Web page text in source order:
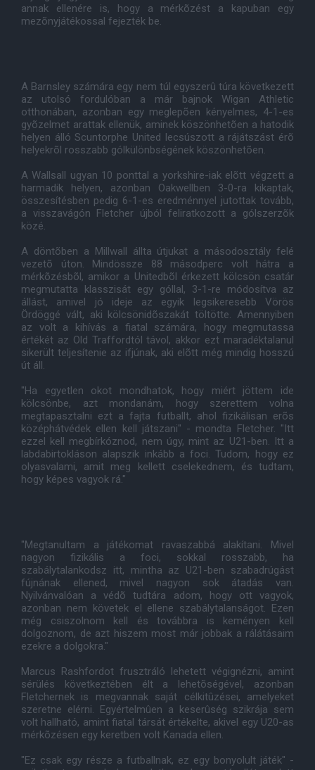
annak ellenére is, hogy a mérkõzést a kapuban egy
mezõnyjátékossal fejezték be.
A Barnsley számára egy nem túl egyszerû túra következett
az utolsó fordulóban a már bajnok Wigan Athletic
otthonában, azonban egy meglepõen kényelmes, 4-1-es
gyõzelmet arattak ellenük, aminek köszönhetõen a hatodik
helyen álló Scuntorphe United lecsúszott a rájátszást érõ
helyekrõl rosszabb gólkülönbségének köszönhetõen.
A Wallsall ugyan 10 ponttal a yorkshire-iak elõtt végzett a
harmadik helyen, azonban Oakwellben 3-0-ra kikaptak,
összesítésben pedig 6-1-es eredménnyel jutottak tovább,
a visszavágón Fletcher újból feliratkozott a gólszerzõk
közé.
A döntõben a Millwall állta útjukat a másodosztály felé
vezetõ úton. Mindössze 88 másodperc volt hátra a
mérkõzésbõl, amikor a Unitedbõl érkezett kölcsön csatár
megmutatta klasszisát egy góllal, 3-1-re módosítva az
állást, amivel jó ideje az egyik legsikeresebb Vörös
Ördöggé vált, aki kölcsönidõszakát töltötte. Amennyiben
az volt a kihívás a fiatal számára, hogy megmutassa
értékét az Old Traffordtól távol, akkor ezt maradéktalanul
sikerült teljesítenie az ifjúnak, aki elõtt még mindig hosszú
út áll.
"Ha egyetlen okot mondhatok, hogy miért jöttem ide
kölcsönbe, azt mondanám, hogy szerettem volna
megtapasztalni ezt a fajta futballt, ahol fizikálisan erõs
középhátvédek ellen kell játszani" - mondta Fletcher. "Itt
ezzel kell megbírkóznod, nem úgy, mint az U21-ben. Itt a
labdabirtokláson alapszik inkább a foci. Tudom, hogy ez
olyasvalami, amit meg kellett cselekednem, és tudtam,
hogy képes vagyok rá."
"Megtanultam a játékomat ravaszabbá alakítani. Mivel
nagyon fizikális a foci, sokkal rosszabb, ha
szabálytalankodsz itt, mintha az U21-ben szabadrúgást
fújnának ellened, mivel nagyon sok átadás van.
Nyilvánvalóan a védõ tudtára adom, hogy ott vagyok,
azonban nem követek el ellene szabálytalanságot. Ezen
még csiszolnom kell és továbbra is keményen kell
dolgoznom, de azt hiszem most már jobbak a rálátásaim
ezekre a dolgokra."
Marcus Rashfordot frusztráló lehetett végignézni, amint
sérülés következtében élt a lehetõségével, azonban
Fletchernek is megvannak saját célkitûzései, amelyeket
szeretne elérni. Egyértelmûen a keserûség szikrája sem
volt hallható, amint fiatal társát értékelte, akivel egy U20-as
mérkõzésen egy keretben volt Kanada ellen.
"Ez csak egy része a futballnak, ez egy bonyolult játék" -